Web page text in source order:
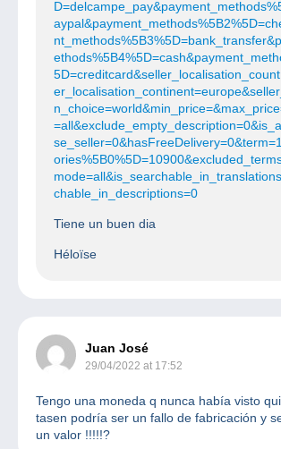
chable_in_descriptions=0
Tiene un buen dia
Héloïse
Juan José
29/04/2022 at 17:52
Tengo una moneda q nunca había visto
tasen podría ser un fallo de fabricación y
un valor !!!!!?